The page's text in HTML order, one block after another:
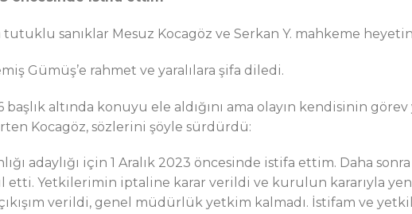
tutuklu sanıklar Mesuz Kocagöz ve Serkan Y. mahkeme
Gümüş’e rahmet ve yaralılara şifa diledi.
başlık altında konuyu ele aldığını ama olayın kendisinin
Kocagöz, sözlerini şöyle sürdürdü:
adaylığı için 1 Aralık 2023 öncesinde istifa ettim. Daha
etti. Yetkilerimin iptaline karar verildi ve kurulun kararıyla yeni
çıkışım verildi, genel müdürlük yetkim kalmadı. İstifam ve